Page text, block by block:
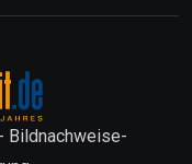
- Bildnachweise-